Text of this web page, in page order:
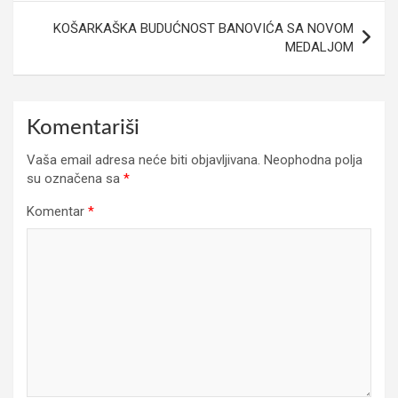
KOŠARKAŠKA BUDUĆNOST BANOVIĆA SA NOVOM
MEDALJOM
Komentariši
Vaša email adresa neće biti objavljivana. Neophodna polja
su označena sa *
Komentar *